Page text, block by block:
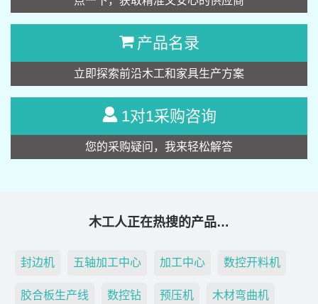
产品名录
立即探索前沿木工和家具生产方案
1对1采购咨询
您的采购疑问，我来轻松解答
木工人正在热搜的产品…
封边机 五轴加工中心 加工中心 数控开料机
胶合板生产线 数控钻 预压机 木材弯曲机